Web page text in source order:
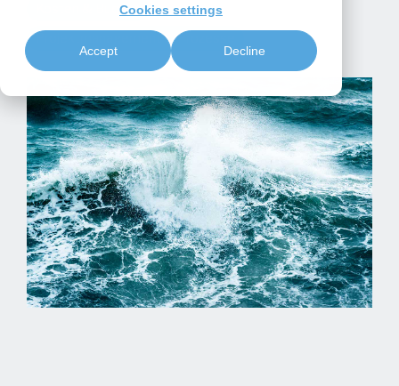
Cookies settings
Accept Decline
Kosten & Budget
Projektmanagement & Prozesse